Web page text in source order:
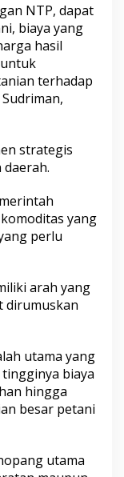
NTP, dapat
biaya yang
hasil
terhadap
strategis
yang
perlu
arah yang
dirumuskan
utama yang
biaya
hingga
besar petani
utama